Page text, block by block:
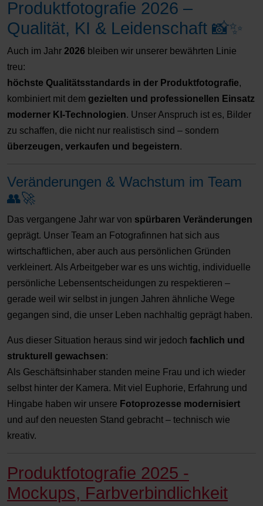
Produktfotografie 2026 –
Qualität, KI & Leidenschaft 📸✨
Auch im Jahr 2026 bleiben wir unserer bewährten Linie
treu:
höchste Qualitätsstandards in der Produktfotografie,
kombiniert mit dem gezielten und professionellen Einsatz
moderner KI-Technologien. Unser Anspruch ist es, Bilder
zu schaffen, die nicht nur realistisch sind – sondern
überzeugen, verkaufen und begeistern.
Veränderungen & Wachstum im Team
👥🚀
Das vergangene Jahr war von spürbaren Veränderungen
geprägt. Unser Team an Fotografinnen hat sich aus
wirtschaftlichen, aber auch aus persönlichen Gründen
verkleinert. Als Arbeitgeber war es uns wichtig, individuelle
persönliche Lebensentscheidungen zu respektieren –
gerade weil wir selbst in jungen Jahren ähnliche Wege
gegangen sind, die unser Leben nachhaltig geprägt haben.
Aus dieser Situation heraus sind wir jedoch fachlich und
strukturell gewachsen:
Als Geschäftsinhaber standen meine Frau und ich wieder
selbst hinter der Kamera. Mit viel Euphorie, Erfahrung und
Hingabe haben wir unsere Fotoprozesse modernisiert
und auf den neuesten Stand gebracht – technisch wie
kreativ.
Produktfotografie 2025 -
Mockups, Farbverbindlichkeit